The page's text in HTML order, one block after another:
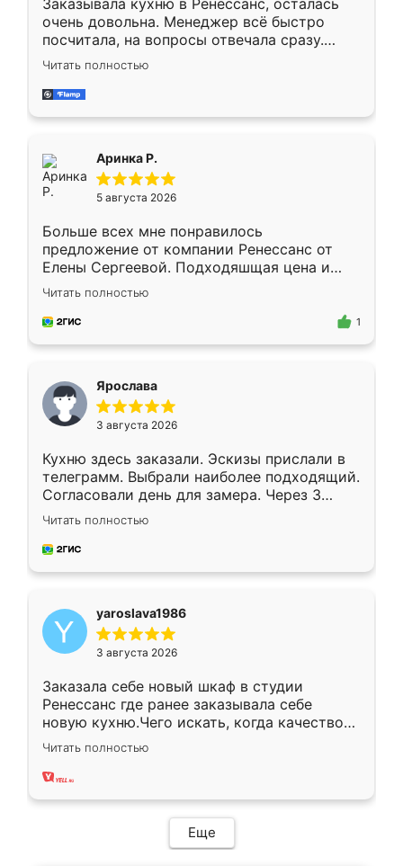
Заказывала кухню в Ренессанс, осталась
очень довольна. Менеджер всё быстро
посчитала, на вопросы отвечала сразу.
Замерщик приехал в субботу, подошёл к
делу со всей ответственностью. Собрали
за день, ребята работали аккуратно, даже
Читать полностью
Аринка Р.
5 августа 2026
Больше всех мне понравилось
предложение от компании Ренессанс от
Елены Сергеевой. Подходяшщая цена и
короткие сроки изготовления. Приехавший
для замера сотрудник Владислав
предложил по моему эскизу самый
Читать полностью
1
Ярослава
3 августа 2026
Кухню здесь заказали. Эскизы прислали в
телеграмм. Выбрали наиболее подходящий.
Согласовали день для замера. Через 3
недели кухня была уже готова. Остались
довольны работой. Спасибо Ренессанс
мебель за качественную работу!
Читать полностью
yaroslava1986
3 августа 2026
Заказала себе новый шкаф в студии
Ренессанс где ранее заказывала себе
новую кухню.Чего искать, когда качеством
вполне довольна. Служит кухня уже почти
два года, нареканий нет.
Читать полностью
Еще